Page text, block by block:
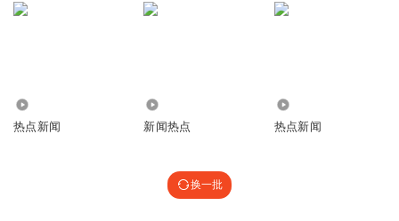
热点新闻 新闻热点 热点新闻
换一批